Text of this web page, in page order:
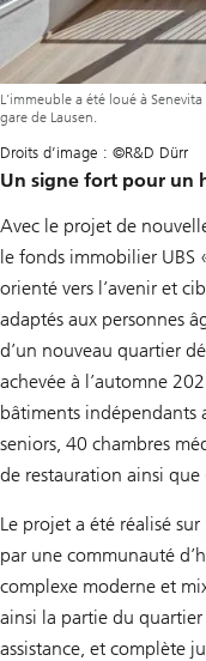
L’immeuble a été loué à
gare de Lausen.
Droits d’image : ©R&D Dürr
Un signe fort pour un
Avec le projet de
le fonds immobilier UBS
orienté vers l’avenir et
adaptés aux personnes
d’un nouveau quartier
achevée à l’automne
bâtiments indépendants
seniors, 40 chambres
de restauration ainsi
Le projet a été réalisé
par une communauté
complexe moderne et
ainsi la partie du
assistance, et complète